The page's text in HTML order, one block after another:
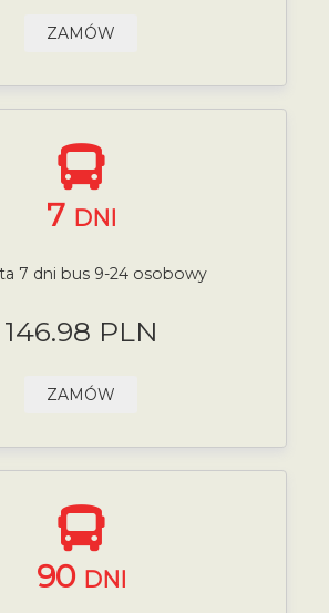
ZAMÓW
7 DNI
7 dni bus 9-24 osobowy
146.98 PLN
ZAMÓW
90 DNI